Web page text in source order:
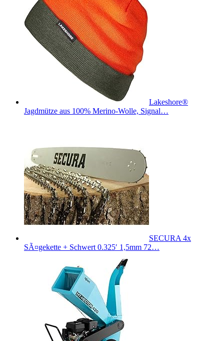
Lakeshore®
Jagdmütze aus 100% Merino-Wolle, Signal…
SECURA 4x
SÃ¤gekette + Schwert 0.325′ 1,5mm 72…